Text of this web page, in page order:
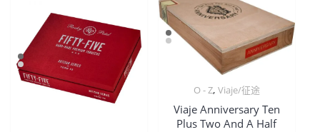
O - Z, Viaje/征途
Viaje Anniversary Ten
Plus Two And A Half